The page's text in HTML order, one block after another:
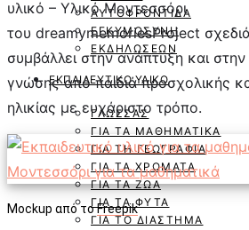
ΑΥΤΟΦΡΟΝΤΊΔΑ
ΕΓΚΥΜΟΣΎΝΗ
ΕΚΔΗΛΏΣΕΩΝ
ΕΚΠΑΙΔΕΥΤΙΚΌ ΥΛΙΚΌ
ΓΛΏΣΣΑΣ
ΓΙΑ ΤΑ ΜΑΘΗΜΑΤΙΚΆ
ΓΙΑ ΤΗ ΓΕΩΓΡΑΦΊΑ
ΓΙΑ ΤΑ ΧΡΏΜΑΤΑ
ΓΙΑ ΤΑ ΖΏΑ
ΓΙΑ ΤΑ ΦΥΤΆ
ΓΙΑ ΤΟ ΔΙΆΣΤΗΜΑ
υλικό – Υλικό Μοντεσσόρι
του dreamymemoriesProject
συμβάλλει στην ανάπτυξη και
γνώσης από παιδιά προσχολικής
ηλικίας με ευχάριστο τρόπο.
Mockup από τοFreepik